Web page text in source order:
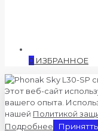
0 ИЗБРАННОЕ
Этот веб-сайт
вашего опыта.
нашей Политикой
Подробнее